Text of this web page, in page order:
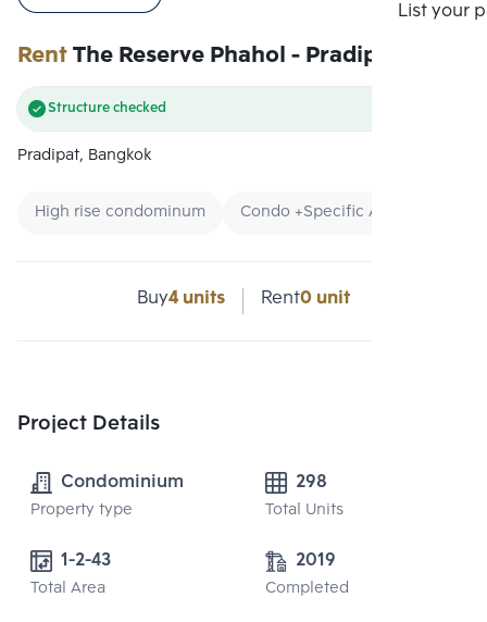
List your
RentThe Reserve Phahol - Pradipat
Structure checked
Pradipat, Bangkok
High rise condominum Condo +Specific Area
Buy4 units Rent0 unit
Project Details
Condominium
Property type
298
Total Units
1-2-43
Total Area
2019
Completed